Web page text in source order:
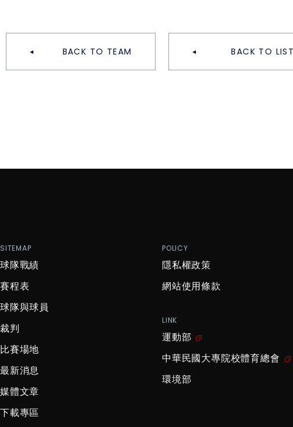
BACK TO TEAM BACK TO LIST
SITEMAP
球隊戰績
賽程表
球隊與球員
裁判
比賽場地
最新消息
媒體文章
下載專區
POLICY
隱私權政策
網站使用條款
LINK
運動部
中華民國大專院校體育總會
環境部